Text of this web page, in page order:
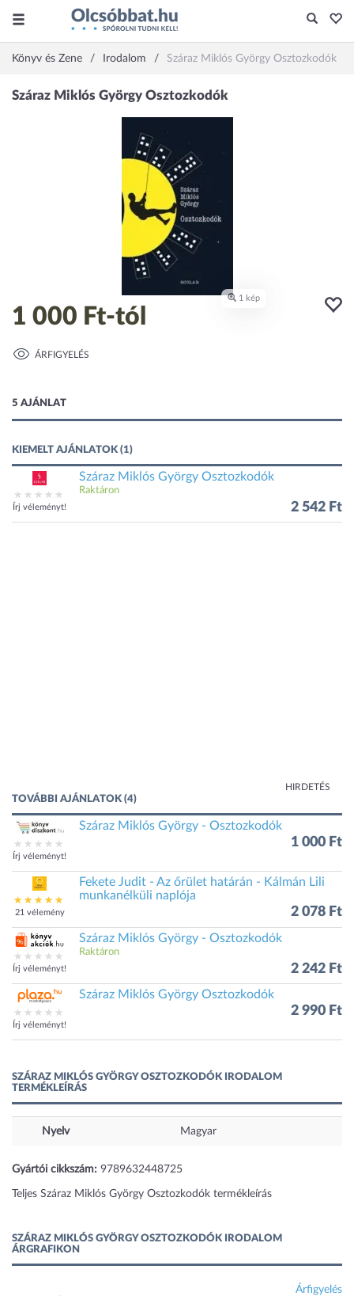
Könyv és Zene Irodalom Száraz Miklós György Osztozkodók
1 000 Ft-tól
ÁRFIGYELÉS
5 AJÁNLAT
KIEMELT AJÁNLATOK (1)
Írj véleményt!
Száraz Miklós György Osztozkodók
Raktáron
2 542 Ft
HIRDETÉS
TOVÁBBI AJÁNLATOK (4)
Írj véleményt!
Száraz Miklós György - Osztozkodók
1 000 Ft
21 vélemény
Fekete Judit - Az őrület határán - Kálmán Lili
munkanélküli naplója
2 078 Ft
Írj véleményt!
Száraz Miklós György - Osztozkodók
Raktáron
2 242 Ft
Írj véleményt!
Száraz Miklós György Osztozkodók
2 990 Ft
SZÁRAZ MIKLÓS GYÖRGY OSZTOZKODÓK IRODALOM
TERMÉKLEÍRÁS
Nyelv Magyar
Gyártói cikkszám: 9789632448725
Teljes Száraz Miklós György Osztozkodók termékleírás
SZÁRAZ MIKLÓS GYÖRGY OSZTOZKODÓK IRODALOM
ÁRGRAFIKON
Árfigyelés